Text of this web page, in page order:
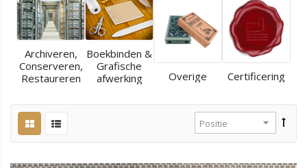
Archiveren,
Conserveren,
Restaureren
Boekbinden &
Grafische
afwerking
Overige Certificering